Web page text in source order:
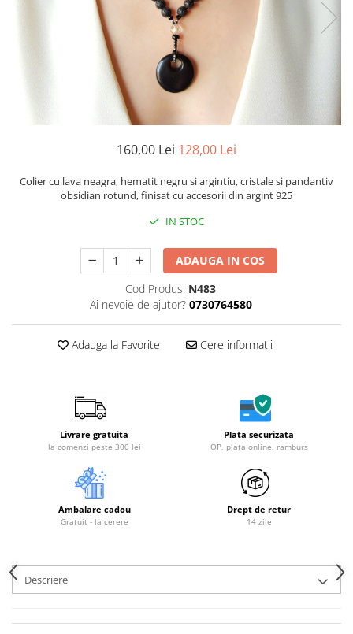
160,00 Lei 128,00 Lei
Colier cu lava neagra, hematit negru si argintiu, cristale si pandantiv
obsidian rotund, finisat cu accesorii din argint 925
IN STOC
ADAUGA IN COS
Cod Produs: N483
Ai nevoie de ajutor? 0730764580
Adauga la Favorite Cere informatii
Livrare gratuita
la comenzi peste 300 lei
Plata securizata
OP, plata online, ramburs
Ambalare cadou
Gratuit - la cerere
Drept de retur
14 zile
Descriere